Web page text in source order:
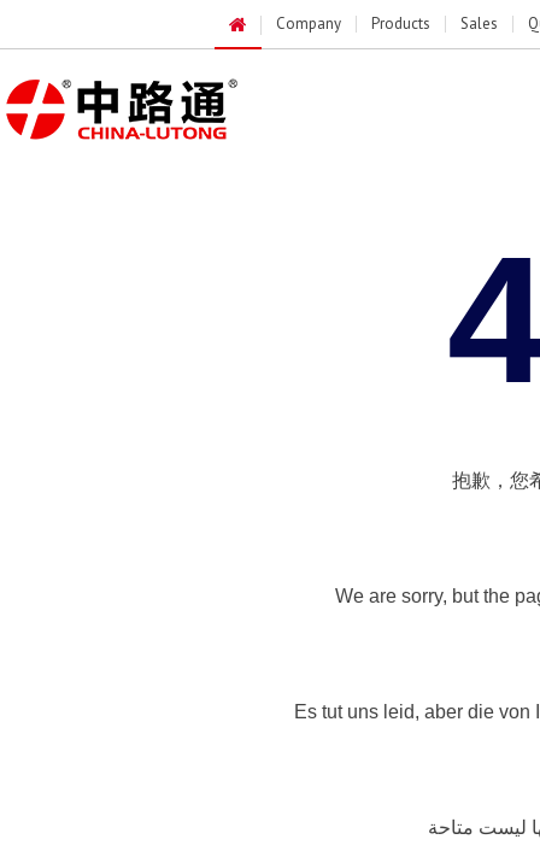
Company Products Sales
抱歉，您
We are sorry, but the
Es tut uns leid, aber die von